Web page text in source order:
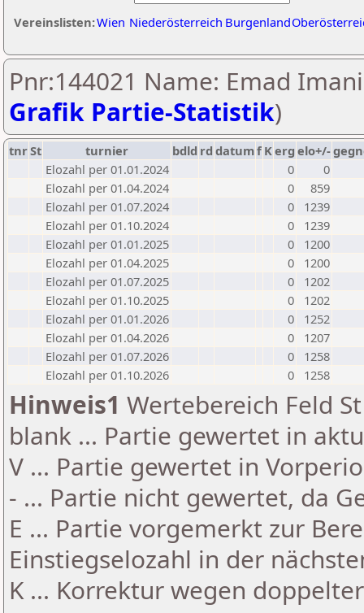
Vereinslisten:Wien Niederösterreich Burgenland
Pnr:144021 Name: Emad
Grafik Partie-Statistik)
tnrSt turnier bdld rd datumf Kerg elo+/-
Elozahl per 01.01.2024
0
0
Elozahl per 01.04.2024
0
859
Elozahl per 01.07.2024
0
1239
Elozahl per 01.10.2024
0
1239
Elozahl per 01.01.2025
0
1200
Elozahl per 01.04.2025
0
1200
Elozahl per 01.07.2025
0
1202
Elozahl per 01.10.2025
0
1202
Elozahl per 01.01.2026
0
1252
Elozahl per 01.04.2026
0
1207
Elozahl per 01.07.2026
0
1258
Elozahl per 01.10.2026
0 1258
Hinweis1 Wertebereich Feld
blank ... Partie gewertet in
V ... Partie gewertet in
- ... Partie nicht gewertet, da
E ... Partie vorgemerkt zur
Einstiegselozahl in der
K ... Korrektur wegen